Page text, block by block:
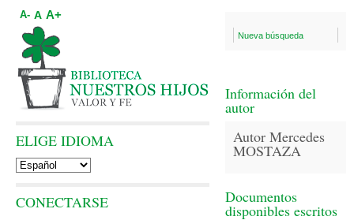
Nueva búsqueda
Información del
autor
Autor Mercedes
MOSTAZA
Documentos
disponibles escritos
A- A A+
ELIGE IDIOMA
CONECTARSE